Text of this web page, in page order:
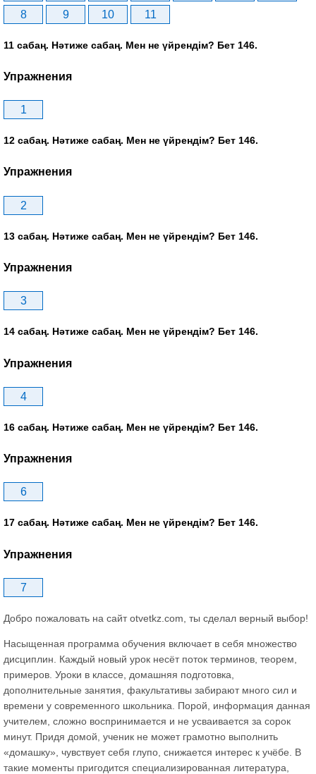
8
9 10 11
11 сабаң. Нәтиже сабаң. Мен не үйрендім? Бет 146.
Упражнения
1
12 сабаң. Нәтиже сабаң. Мен не үйрендім? Бет 146.
Упражнения
2
13 сабаң. Нәтиже сабаң. Мен не үйрендім? Бет 146.
Упражнения
3
14 сабаң. Нәтиже сабаң. Мен не үйрендім? Бет 146.
Упражнения
4
16 сабаң. Нәтиже сабаң. Мен не үйрендім? Бет 146.
Упражнения
6
17 сабаң. Нәтиже сабаң. Мен не үйрендім? Бет 146.
Упражнения
7
Добро пожаловать на сайт otvetkz.com, ты сделал верный выбор!
Насыщенная программа обучения включает в себя множество
дисциплин. Каждый новый урок несёт поток терминов, теорем,
примеров. Уроки в классе, домашняя подготовка,
дополнительные занятия, факультативы забирают много сил и
времени у современного школьника. Порой, информация данная
учителем, сложно воспринимается и не усваивается за сорок
минут. Придя домой, ученик не может грамотно выполнить
«домашку», чувствует себя глупо, снижается интерес к учёбе. В
такие моменты пригодится специализированная литература,